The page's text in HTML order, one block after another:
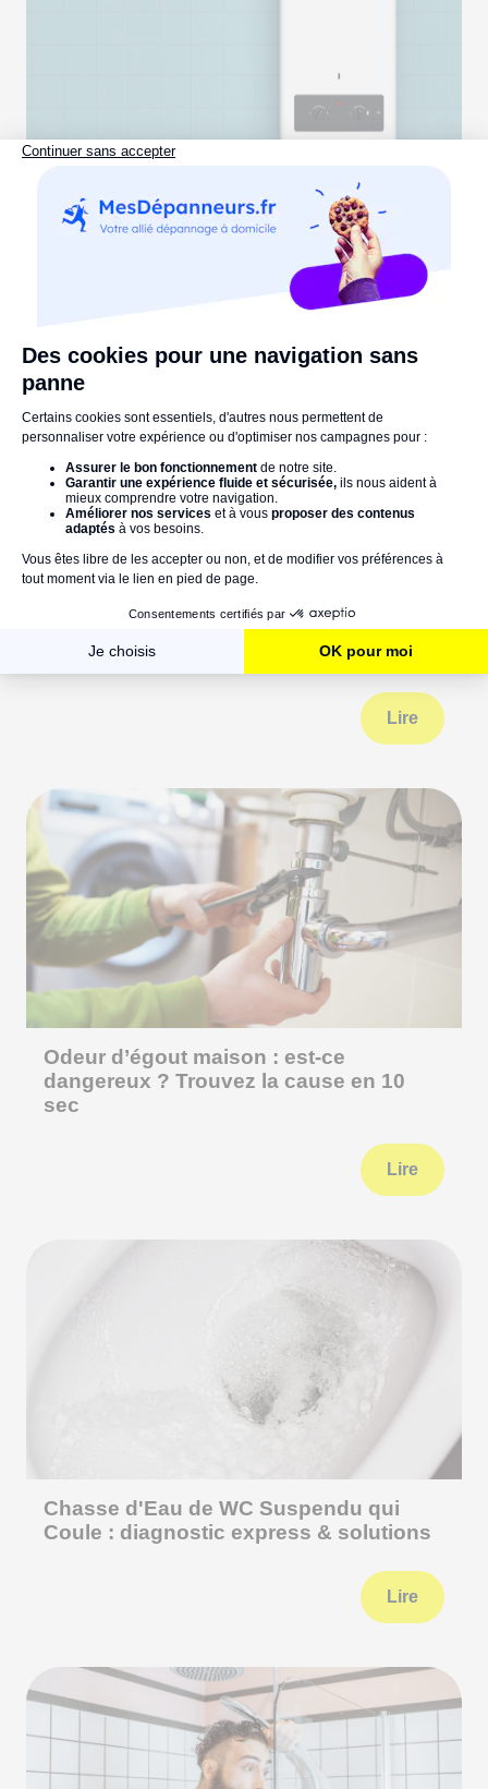
Remplacement de chauffe-eau : tarifs
pour 100L, 150L et 200L
Bruit sur un chauffe-eau
thermodynamique : causes, diagnostic
et solutions pour le faire taire
Lire
Odeur d’égout maison : est-ce
dangereux ? Trouvez la cause en 10
sec
Lire
Chasse d'Eau de WC Suspendu qui
Coule : diagnostic express & solutions
Lire